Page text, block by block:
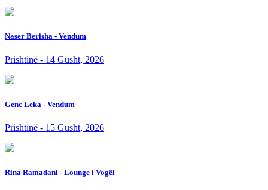
Naser Berisha - Vendum
Prishtinë - 14 Gusht, 2026
Genc Leka - Vendum
Prishtinë - 15 Gusht, 2026
Rina Ramadani - Lounge i Vogël